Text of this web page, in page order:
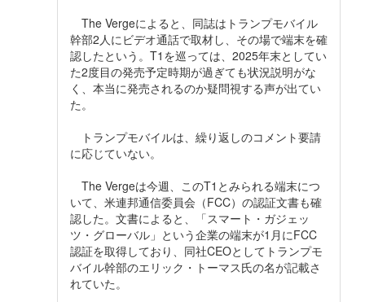
The Vergeによると、同誌はトランプモバイル
幹部2人にビデオ通話で取材し、その場で端末を確
認したという。T1を巡っては、2025年末としてい
た2度目の発売予定時期が過ぎても状況説明がな
く、本当に発売されるのか疑問視する声が出てい
た。
トランプモバイルは、繰り返しのコメント要請
に応じていない。
The Vergeは今週、このT1とみられる端末につ
いて、米連邦通信委員会（FCC）の認証文書も確
認した。文書によると、「スマート・ガジェッ
ツ・グローバル」という企業の端末が1月にFCC
認証を取得しており、同社CEOとしてトランプモ
バイル幹部のエリック・トーマス氏の名が記載さ
れていた。